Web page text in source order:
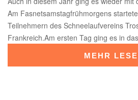
Am Fasnetsamstagfrühmorgens
Teilnehmern des Schneelaufvereins
Frankreich.Am ersten Tag ging es in
MEHR